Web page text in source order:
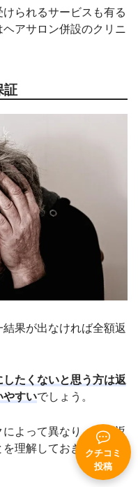
クチコミ
投稿
られるサービスも有る
アサロン併設のクリニ
証
果が出なければ全額返
たくないと思う方は返
やすいでしょう。
よって異なり、必ず返
理解しておきましょ